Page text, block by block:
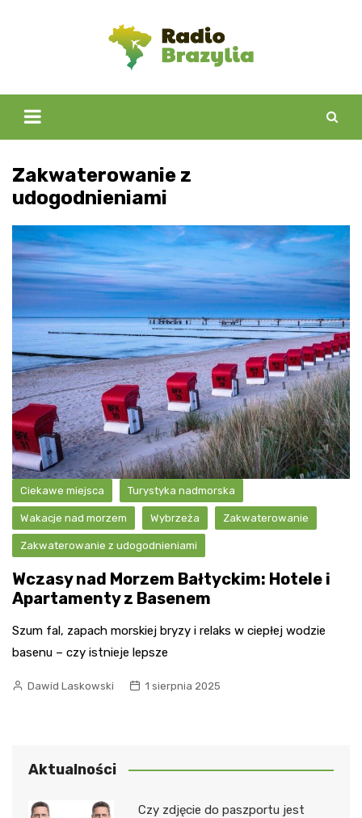
Zakwaterowanie z
udogodnieniami
Ciekawe miejsca Turystyka nadmorska
Wakacje nad morzem Wybrzeża Zakwaterowanie
Zakwaterowanie z udogodnieniami
Wczasy nad Morzem Bałtyckim: Hotele i
Apartamenty z Basenem
Szum fal, zapach morskiej bryzy i relaks w ciepłej wodzie
basenu – czy istnieje lepsze
Dawid Laskowski 1 sierpnia 2025
Aktualności
Czy zdjęcie do paszportu jest